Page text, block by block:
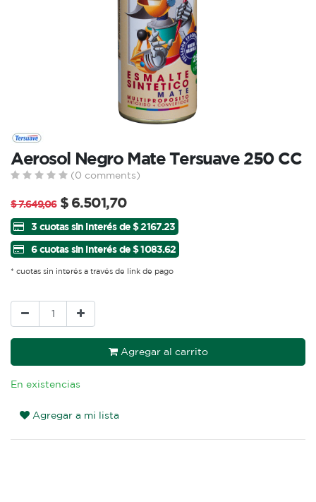
Aerosol Negro Mate Tersuave 250 CC
(0 comments)
$7.649,06 $ 6.501,70
3 cuotas sin interés de $ 2167.23
6 cuotas sin interés de $ 1083.62
* cuotas sin interés a través de link de pago
Agregar al carrito
En existencias
Agregar a mi lista